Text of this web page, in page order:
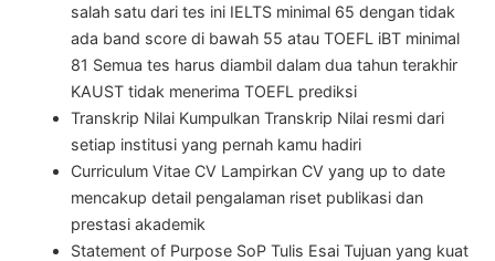
salah satu dari tes ini IELTS minimal 65 dengan tidak
ada band score di bawah 55 atau TOEFL iBT minimal
81 Semua tes harus diambil dalam dua tahun terakhir
KAUST tidak menerima TOEFL prediksi
Transkrip Nilai Kumpulkan Transkrip Nilai resmi dari
setiap institusi yang pernah kamu hadiri
Curriculum Vitae CV Lampirkan CV yang up to date
mencakup detail pengalaman riset publikasi dan
prestasi akademik
Statement of Purpose SoP Tulis Esai Tujuan yang kuat